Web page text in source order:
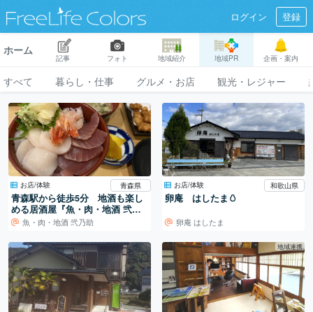
ログイン 登録
ホーム
記事 フォト 地域紹介 地域PR 企画・案内
すべて 暮らし・仕事 グルメ・お店 観光・レジャー
お店/体験 青森県
青森駅から徒歩5分 地酒も楽し
める居酒屋『魚・肉・地酒 弐乃
助』 （青森県青森市）
魚・肉・地酒 弐乃助
お店/体験 和歌山県
卵庵 はしたま🥚
卵庵 はしたま
地域連携